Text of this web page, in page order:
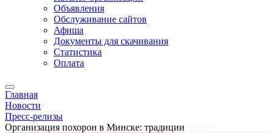
Объявления
Обслуживание сайтов
Афиша
Документы для скачивания
Статистика
Оплата
Главная
Новости
Пресс-релизы
Организация похорон в Минске: традиции